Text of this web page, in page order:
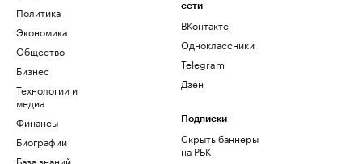
Политика
Экономика
Общество
Бизнес
Технологии и
медиа
Финансы
Биографии
База знаний
сети
ВКонтакте
Одноклассники
Telegram
Дзен
Подписки
Скрыть баннеры
на РБК